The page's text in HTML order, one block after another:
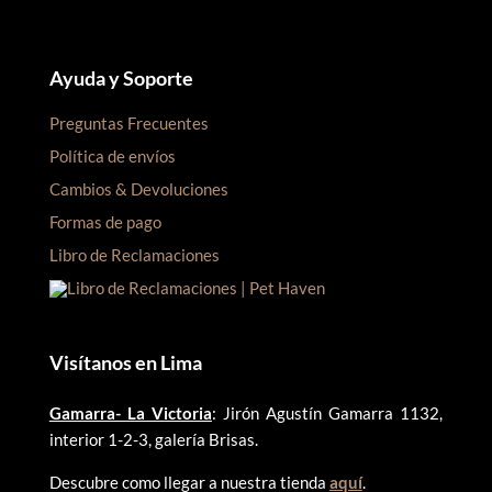
Ayuda y Soporte
Preguntas Frecuentes
Política de envíos
Cambios & Devoluciones
Formas de pago
Libro de Reclamaciones
Visítanos en Lima
Gamarra- La Victoria: Jirón Agustín Gamarra 1132,
interior 1-2-3, galería Brisas.
Descubre como llegar a nuestra tienda aquí.